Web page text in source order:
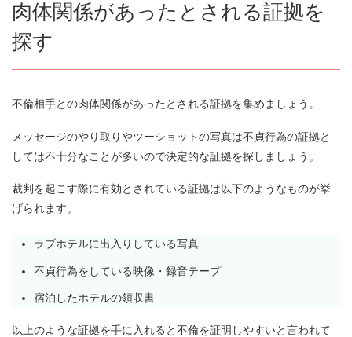
肉体関係があったとされる証拠を
探す
不倫相手との肉体関係があったとされる証拠を集めましょう。
メッセージのやり取りやツーショットの写真は不貞行為の証拠と
しては不十分なことが多いので決定的な証拠を探しましょう。
裁判を起こす際に有効とされている証拠は以下のようなものが挙
げられます。
ラブホテルに出入りしている写真
不貞行為をしている映像・録音テープ
宿泊したホテルの領収書
以上のような証拠を手に入れると不倫を証明しやすいと言われて